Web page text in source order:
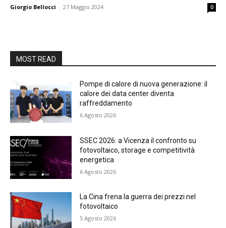
Giorgio Bellocci - 27 Maggio 2024 0
MOST READ
Pompe di calore di nuova generazione: il
calore dei data center diventa
raffreddamento
6 Agosto 2026
SSEC 2026: a Vicenza il confronto su
fotovoltaico, storage e competitività
energetica
6 Agosto 2026
La Cina frena la guerra dei prezzi nel
fotovoltaico
5 Agosto 2026